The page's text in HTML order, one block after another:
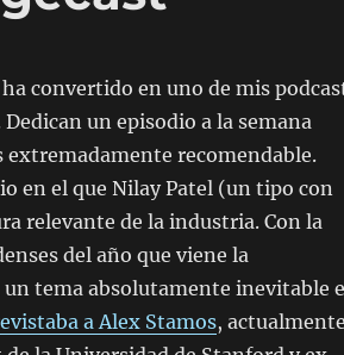
ha convertido en uno de mis
un episodio a la semana
extremadamente recomendable.
en el que Nilay Patel (un tipo con
relevante de la industria. Con la
del año que viene la
tema absolutamente inevitable
a Alex Stamos,